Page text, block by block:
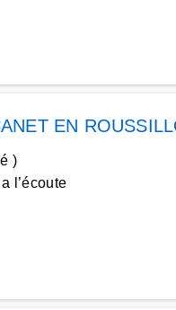
EN
)
l’écoute